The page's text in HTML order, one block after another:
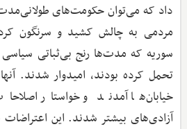
داد که می‌توان حکومت‌های
مردمی به چالش کشید و سرنگون
سوریه که مدت‌ها رنج بی‌ثباتی سیاسی
تحمل کرده بودند، امیدوار شدند.
خیابان‌ها آمدند و خواستار
آزادی‌های بیشتر شدند. این